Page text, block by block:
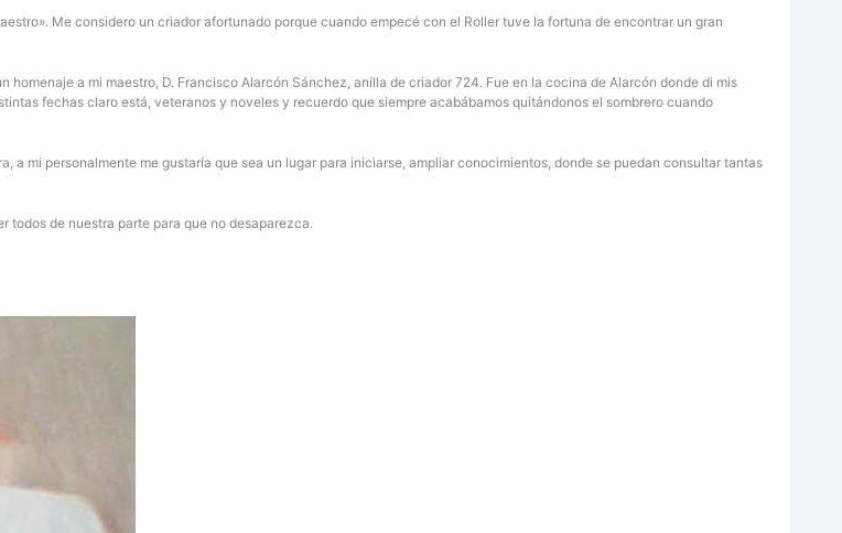
Me considero un criador afortunado porque cuando empecé con el Roller tuve la fortuna de encontrar un gran
homenaje a mi maestro, D. Francisco Alarcón Sánchez, anilla de criador 724. Fue en la cocina de Alarcón donde di mis
fechas claro está, veteranos y noveles y recuerdo que siempre acabábamos quitándonos el sombrero cuando
a mi personalmente me gustaría que sea un lugar para iniciarse, ampliar conocimientos, donde se puedan consultar tantas
todos de nuestra parte para que no desaparezca.